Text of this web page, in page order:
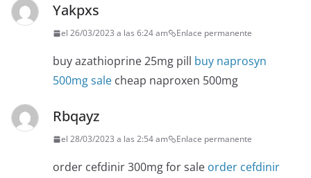
Yakpxs
el 26/03/2023 a las 6:24 am Enlace permanente
buy azathioprine 25mg pill buy naprosyn
500mg sale cheap naproxen 500mg
Rbqayz
el 28/03/2023 a las 2:54 am Enlace permanente
order cefdinir 300mg for sale order cefdinir